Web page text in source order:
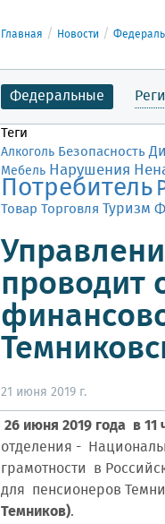
Главная Новости
Федеральные
Теги
Алкоголь Безопасность
Мебель Нарушения
Потребитель
Товар Торговля Туризм
проводит
21 июня 2019 г.
26 июня 2019 года в 11
отделения -
грамотности в
для пенсионеров
Темников).